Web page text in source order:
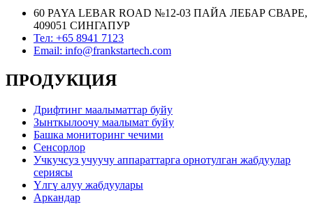
60 PAYA LEBAR ROAD №12-03 ПАЙА ЛЕБАР СВАРЕ,
409051 СИНГАПУР
Тел: +65 8941 7123
Email: info@frankstartech.com
ПРОДУКЦИЯ
Дрифтинг маалыматтар буйу
Зынткылоочу маалымат буйу
Башка мониторинг чечими
Сенсорлор
Учкучсуз учуучу аппараттарга орнотулган жабдуулар
сериясы
Үлгү алуу жабдуулары
Аркандар